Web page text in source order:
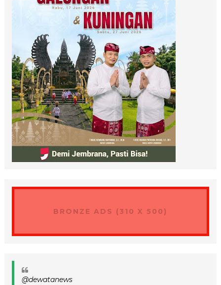
BRONZE ADS (310 X 500)
@dewatanews